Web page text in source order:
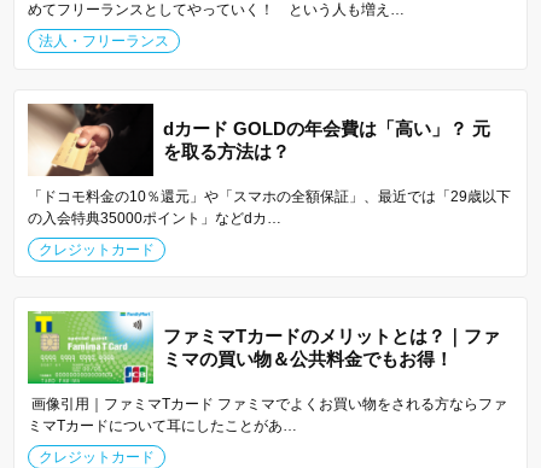
めてフリーランスとしてやっていく！ という人も増え…
法人・フリーランス
dカード GOLDの年会費は「高い」？ 元
を取る方法は？
「ドコモ料金の10％還元」や「スマホの全額保証」、最近では「29歳以下
の入会特典35000ポイント」などdカ…
クレジットカード
ファミマTカードのメリットとは？｜ファ
ミマの買い物＆公共料金でもお得！
画像引用｜ファミマTカード ファミマでよくお買い物をされる方ならファ
ミマTカードについて耳にしたことがあ…
クレジットカード